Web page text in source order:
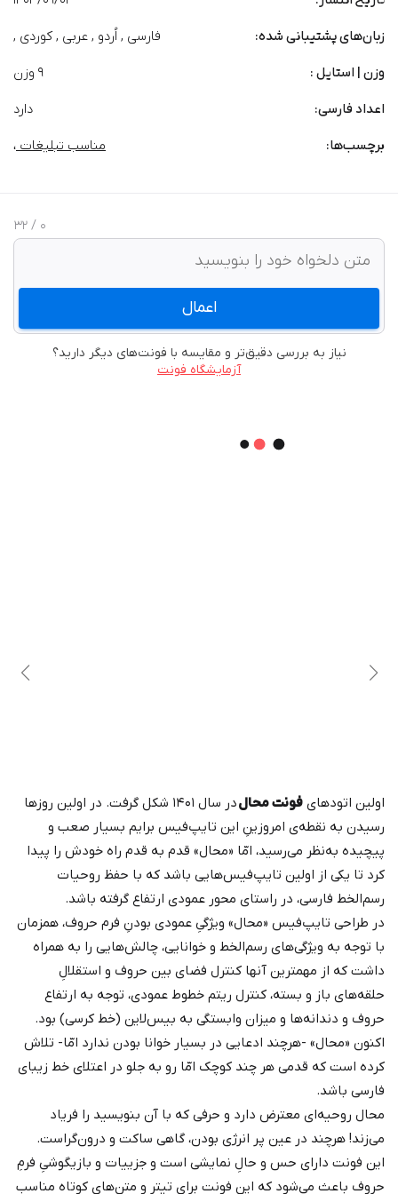
زبان‌های پشتیبانی شده: فارسی , اُردو , عربی , کوردی ,
وزن | استایل : 9 وزن
اعداد فارسی: دارد
برچسب‌‌ها: مناسب تبلیغات ،
0
/ 32
اعمال
نیاز به بررسی دقیق‌تر و مقایسه با فونت‌های دیگر دارید؟
آزمایشگاه فونت
اولین اتودهای فونت محال
در سال ۱۴۰۱ شکل گرفت. در اولین روزها
رسیدن به نقطه‌ی امروزینِ این تایپ‌فیس برایم بسیار صعب و
پیچیده به‌نظر می‌رسید، امّا «محال» قدم به قدم راه خودش را پیدا
کرد تا یکی از اولین تایپ‌فیس‌هایی باشد که با حفظ روحیات
رسم‌الخط فارسی، در راستای محور عمودی ارتفاع گرفته باشد.
در طراحی تایپ‌فیس «محال» ویژگیِ عمودی بودنِ فرم حروف، همزمان
با توجه به ویژگی‌های رسم‌الخط و خوانایی، چالش‌هایی را به همراه
داشت که از مهمترین آنها کنترل فضای بین حروف و استقلالِ
حلقه‌های باز و بسته، کنترل ریتم خطوط عمودی، توجه به ارتفاع
حروف و دندانه‌ها و میزان وابستگی به بیس‌لاین (خط کرسی) بود.
اکنون «محال» -هرچند ادعایی در بسیار خوانا بودن ندارد امّا- تلاش
کرده است که قدمی هر چند کوچک امّا رو به جلو در اعتلای خط زیبای
فارسی باشد.
محال روحیه‌ای معترض دارد و حرفی که با آن بنویسید را فریاد
می‌زند! هرچند در عین پر انرژی بودن، گاهی ساکت و درون‌گراست.
این فونت دارای حس و حالِ نمایشی است و جزییات و بازیگوشیِ فرمِ
حروف باعث می‌شود که این فونت برای تیتر و متن‌های کوتاه مناسب